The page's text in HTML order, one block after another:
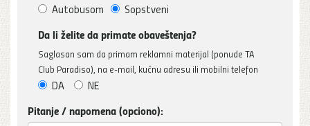
Autobusom Sopstveni
Da li želite da primate obaveštenja?
Saglasan sam da primam reklamni materijal (ponude TA
Club Paradiso), na e-mail, kućnu adresu ili mobilni telefon
DA NE
Pitanje / napomena (opciono):